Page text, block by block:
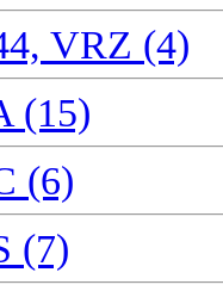
VRZ (4)
(15)
(6)
(7)